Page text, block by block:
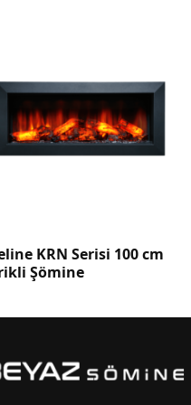
Flameline ZDT Serisi 100 cm
Elektrikli Şömine